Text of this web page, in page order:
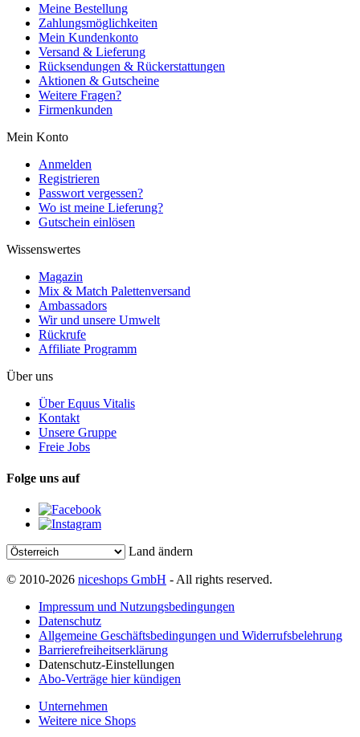
Meine Bestellung
Zahlungsmöglichkeiten
Mein Kundenkonto
Versand & Lieferung
Rücksendungen & Rückerstattungen
Aktionen & Gutscheine
Weitere Fragen?
Firmenkunden
Mein Konto
Anmelden
Registrieren
Passwort vergessen?
Wo ist meine Lieferung?
Gutschein einlösen
Wissenswertes
Magazin
Mix & Match Palettenversand
Ambassadors
Wir und unsere Umwelt
Rückrufe
Affiliate Programm
Über uns
Über Equus Vitalis
Kontakt
Unsere Gruppe
Freie Jobs
Folge uns auf
Land ändern
© 2010-2026 niceshops GmbH - All rights reserved.
Impressum und Nutzungsbedingungen
Datenschutz
Allgemeine Geschäftsbedingungen und Widerrufsbelehrung
Barrierefreiheitserklärung
Datenschutz-Einstellungen
Abo-Verträge hier kündigen
Unternehmen
Weitere nice Shops